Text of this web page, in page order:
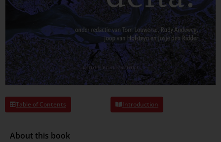
Table of Contents Introduction
About this book